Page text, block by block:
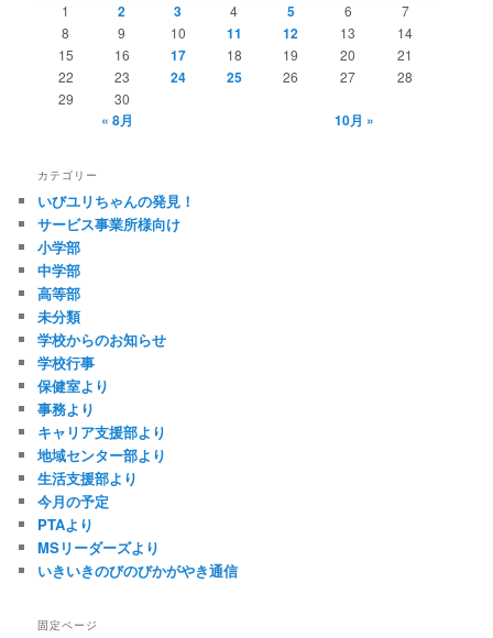
1 2 3 4 5 6
7
8
9 10 11 12 13
14
15
16 17 18 19 20
21
22
23 24 25 26 27
28
29
30
« 8月 10月 »
カテゴリー
いびユリちゃんの発見！
サービス事業所様向け
小学部
中学部
高等部
未分類
学校からのお知らせ
学校行事
保健室より
事務より
キャリア支援部より
地域センター部より
生活支援部より
今月の予定
PTAより
MSリーダーズより
いきいきのびのびかがやき通信
固定ページ